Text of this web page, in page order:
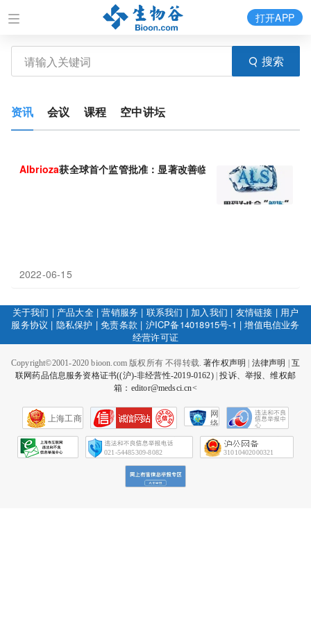
搜索
打开APP
资讯 会议 课程 空中讲坛
Albrioza获全球首个监管批准：显著改善临床功能下降，降低死亡
2022-06-15
关于我们 | 产品大全|营销服务 | 联系我们 | 加入我们 | 友情链接 | 用户
服务协议 | 隐私保护 |免责条款 | 沪ICP备14018915号-1 |增值电信业务
经营许可证
Copyright©2001-2020 bioon.com 版权所有 不得转载.著作权声明 法律声明
互
联网药品信息服务资格证书((沪)-非经营性-2019-0162)|投诉、举报、维权邮
箱：editor@medsci.cn<
上海工商
网
络
会
征
021-54485309-8082 31010402000321